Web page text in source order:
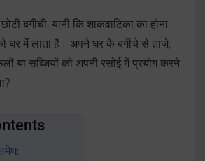
बगीची, यानी कि शाकवाटिका का होना
घर में लाता है। अपने घर के बगीचे से ताज़े,
या सब्जियों को अपनी रसोई में प्रयोग करने